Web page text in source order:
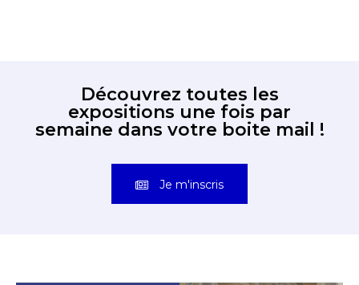
Découvrez toutes les
expositions une fois par
semaine dans votre boite mail !
Je m'inscris